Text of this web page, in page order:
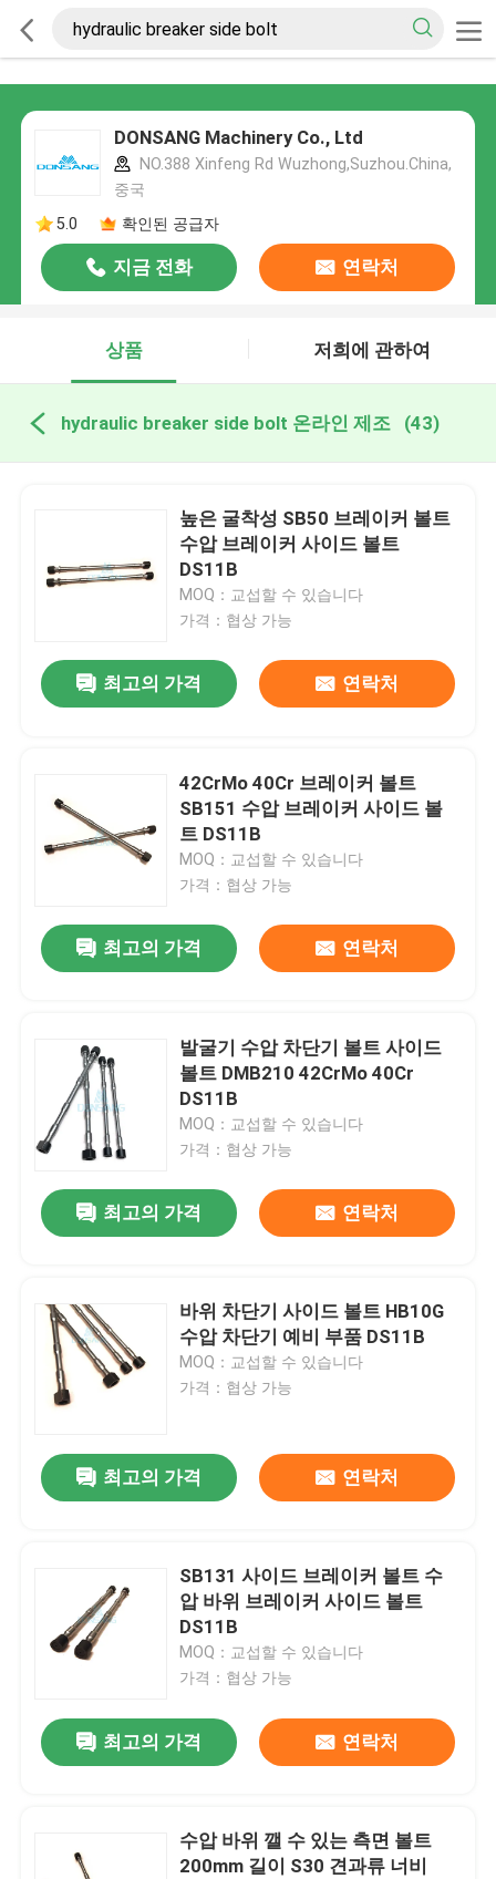
DONSANG Machinery Co., Ltd
NO.388 Xinfeng Rd Wuzhong,Suzhou.China,
중국
5.0
확인된 공급자
지금 전화 연락처
상품 저희에 관하여
hydraulic breaker side bolt 온라인 제조 (43)
높은 굴착성 SB50 브레이커 볼트
수압 브레이커 사이드 볼트
DS11B
MOQ：교섭할 수 있습니다
가격：협상 가능
최고의 가격 연락처
42CrMo 40Cr 브레이커 볼트
SB151 수압 브레이커 사이드 볼
트 DS11B
MOQ：교섭할 수 있습니다
가격：협상 가능
최고의 가격 연락처
발굴기 수압 차단기 볼트 사이드
볼트 DMB210 42CrMo 40Cr
DS11B
MOQ：교섭할 수 있습니다
가격：협상 가능
최고의 가격 연락처
바위 차단기 사이드 볼트 HB10G
수압 차단기 예비 부품 DS11B
MOQ：교섭할 수 있습니다
가격：협상 가능
최고의 가격 연락처
SB131 사이드 브레이커 볼트 수
압 바위 브레이커 사이드 볼트
DS11B
MOQ：교섭할 수 있습니다
가격：협상 가능
최고의 가격 연락처
수압 바위 깰 수 있는 측면 볼트
200mm 길이 S30 견과류 너비